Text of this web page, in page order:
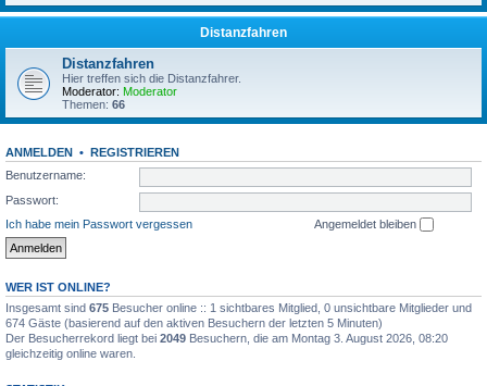
Distanzfahren
Distanzfahren
Hier treffen sich die Distanzfahrer.
Moderator: Moderator
Themen: 66
ANMELDEN • REGISTRIEREN
Benutzername:
Passwort:
Ich habe mein Passwort vergessen
Angemeldet bleiben
WER IST ONLINE?
Insgesamt sind 675 Besucher online :: 1 sichtbares Mitglied, 0 unsichtbare Mitglieder und
674 Gäste (basierend auf den aktiven Besuchern der letzten 5 Minuten)
Der Besucherrekord liegt bei 2049 Besuchern, die am Montag 3. August 2026, 08:20
gleichzeitig online waren.